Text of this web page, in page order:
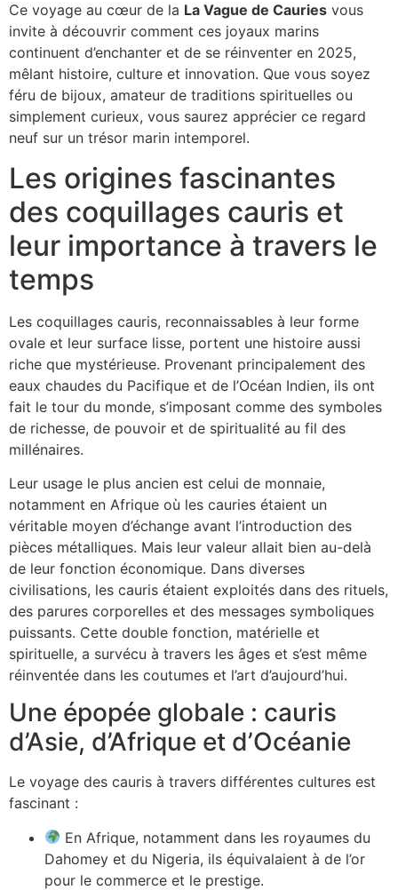
Ce voyage au cœur de la La Vague de Cauries vous
invite à découvrir comment ces joyaux marins
continuent d’enchanter et de se réinventer en 2025,
mêlant histoire, culture et innovation. Que vous soyez
féru de bijoux, amateur de traditions spirituelles ou
simplement curieux, vous saurez apprécier ce regard
neuf sur un trésor marin intemporel.
Les origines fascinantes
des coquillages cauris et
leur importance à travers le
temps
Les coquillages cauris, reconnaissables à leur forme
ovale et leur surface lisse, portent une histoire aussi
riche que mystérieuse. Provenant principalement des
eaux chaudes du Pacifique et de l’Océan Indien, ils ont
fait le tour du monde, s’imposant comme des symboles
de richesse, de pouvoir et de spiritualité au fil des
millénaires.
Leur usage le plus ancien est celui de monnaie,
notamment en Afrique où les cauries étaient un
véritable moyen d’échange avant l’introduction des
pièces métalliques. Mais leur valeur allait bien au-delà
de leur fonction économique. Dans diverses
civilisations, les cauris étaient exploités dans des rituels,
des parures corporelles et des messages symboliques
puissants. Cette double fonction, matérielle et
spirituelle, a survécu à travers les âges et s’est même
réinventée dans les coutumes et l’art d’aujourd’hui.
Une épopée globale : cauris
d’Asie, d’Afrique et d’Océanie
Le voyage des cauris à travers différentes cultures est
fascinant :
En Afrique, notamment dans les royaumes du
Dahomey et du Nigeria, ils équivalaient à de l’or
pour le commerce et le prestige.